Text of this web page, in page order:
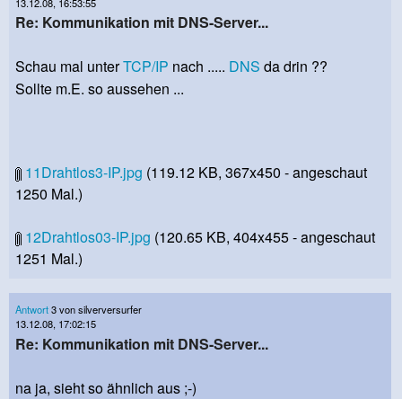
Re: Kommunikation mit DNS-Server...
Schau mal unterTCP/IP nach ..... DNS da drin ??
Sollte m.E. so aussehen ...
11Drahtlos3-IP.jpg (119.12 KB, 367x450 - angeschaut
1250 Mal.)
12Drahtlos03-IP.jpg (120.65 KB, 404x455 - angeschaut
1251 Mal.)
Antwort3 von silverversurfer
13.12.08, 17:02:15
Re: Kommunikation mit DNS-Server...
na ja, sieht so ähnlich aus ;-)